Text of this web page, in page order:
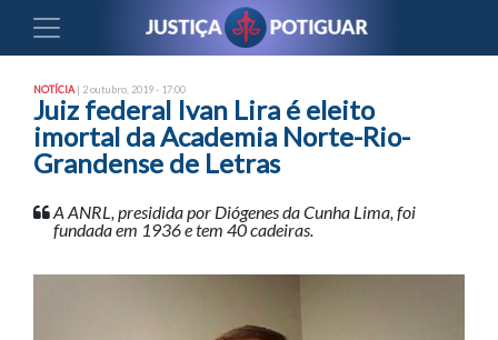
NOTÍCIA | 2 outubro, 2019 - 17:00
Juiz federal Ivan Lira é eleito
imortal da Academia Norte-Rio-
Grandense de Letras
A ANRL, presidida por Diógenes da Cunha Lima, foi
fundada em 1936 e tem 40 cadeiras.